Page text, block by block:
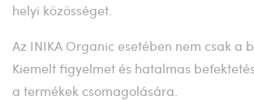
helyi közösséget.
Az INIKA Organic esetében nem csak a
Kiemelt figyelmet és hatalmas
a termékek csomagolására.